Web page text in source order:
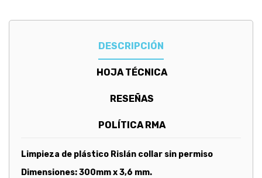
DESCRIPCIÓN
HOJA TÉCNICA
RESEÑAS
POLÍTICA RMA
Limpieza de plástico Rislán collar sin permiso
Dimensiones: 300mm x 3,6 mm.